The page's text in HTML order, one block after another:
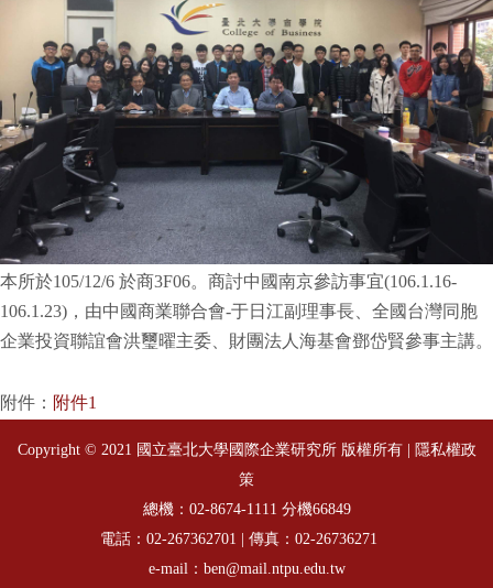
本所於105/12/6 於商3F06。商討中國南京參訪事宜(106.1.16-
106.1.23)，由中國商業聯合會-于日江副理事長、全國台灣同胞
企業投資聯誼會洪璽曜主委、財團法人海基會鄧岱賢參事主講。
附件： 附件1
Copyright © 2021 國立臺北大學國際企業研究所 版權所有 | 隱私權政
策
總機： 02-8674-1111 分機66849
電話： 02-267362701 | 傳真：02-26736271
e-mail：ben@mail.ntpu.edu.tw